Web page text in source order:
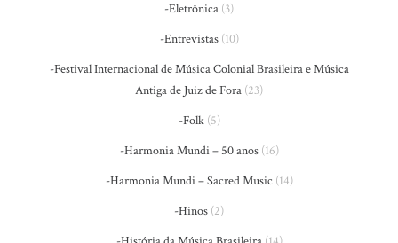
-Eletrônica (3)
-Entrevistas(10)
-Festival Internacional de Música Colonial Brasileira e Música
Antiga de Juiz de Fora (23)
-Folk(5)
-Harmonia Mundi – 50 anos(16)
-Harmonia Mundi – Sacred Music (14)
-Hinos (2)